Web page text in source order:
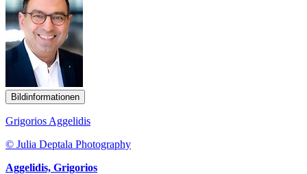
Bildinformationen
Grigorios Aggelidis
© Julia Deptala Photography
Aggelidis, Grigorios